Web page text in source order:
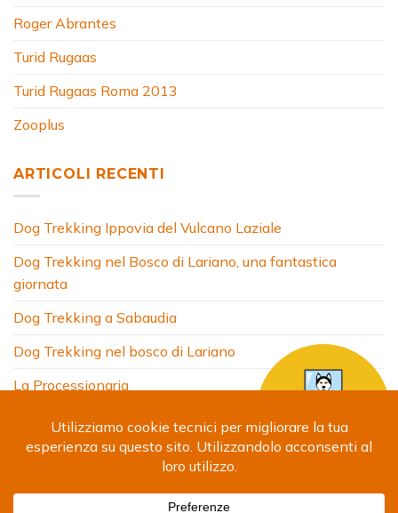
Roger Abrantes
Turid Rugaas
Turid Rugaas Roma 2013
Zooplus
ARTICOLI RECENTI
Dog Trekking Ippovia del Vulcano Laziale
Dog Trekking nel Bosco di Lariano, una fantastica
giornata
Dog Trekking a Sabaudia
Dog Trekking nel bosco di Lariano
La Processionaria
COSA FACCIO